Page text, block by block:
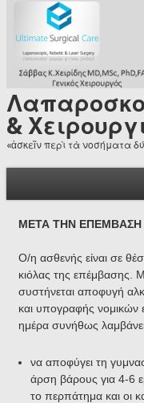
Skip to main content
&
«ἀσκεῖν περὶ τὰ νοσήματα
ΜΕΤΑ ΤΗΝ ΕΠΕΜΒΑΣΗ
Ο/η ασθενής είναι σε
κιόλας της επέμβασης.
συστήνεται αποφυγή
και υπογραφής νομικών
ημέρα συνήθως λαμβάνει
να αποφύγει τη
άρση βάρους για 4-6
το περπάτημα και οι